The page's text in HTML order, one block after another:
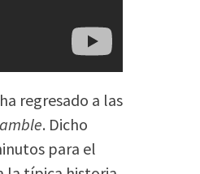
ha regresado a las
. Dicho
para el